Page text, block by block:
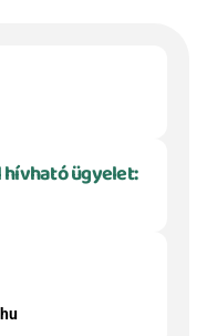
ügyelet: